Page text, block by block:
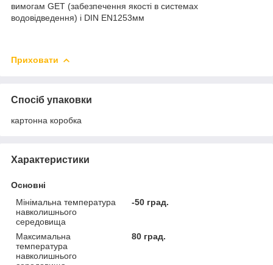
вимогам GET (забезпечення якості в системах
водовідведення) і DIN EN1253мм
Приховати
Спосіб упаковки
картонна коробка
Характеристики
Основні
Мінімальна температура
навколишнього
середовища
-50 град.
Максимальна
температура
навколишнього
80 град.